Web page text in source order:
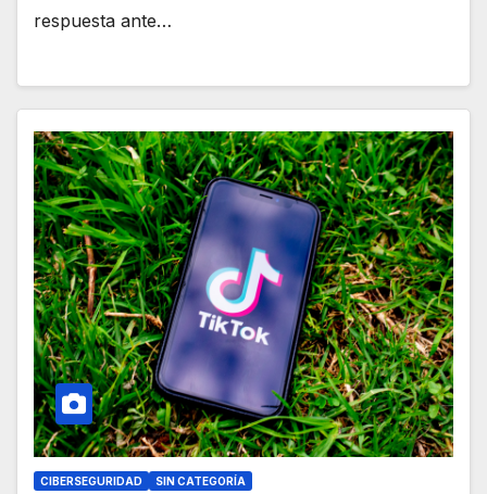
respuesta ante…
CIBERSEGURIDAD SIN CATEGORÍA